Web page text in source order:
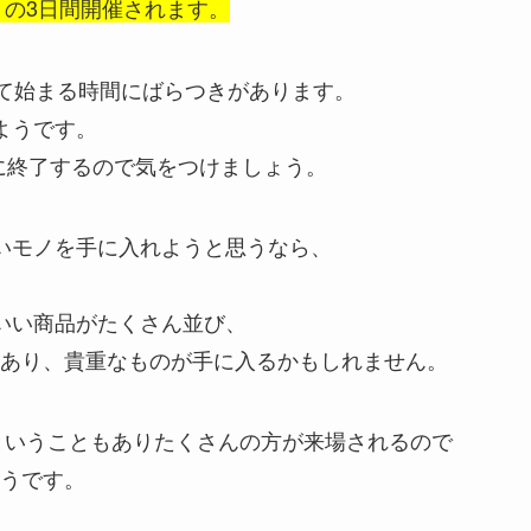
3日間開催されます。
まる時間にばらつきがあります。
です。
了するので気をつけましょう。
ノを手に入れようと思うなら、
商品がたくさん並び、
、貴重なものが手に入るかもしれません。
うこともありたくさんの方が来場されるので
です。